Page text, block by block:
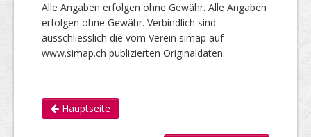
Alle Angaben erfolgen ohne Gewähr. Alle Angaben
erfolgen ohne Gewähr. Verbindlich sind
ausschliesslich die vom Verein simap auf
www.simap.ch publizierten Originaldaten.
Hauptseite